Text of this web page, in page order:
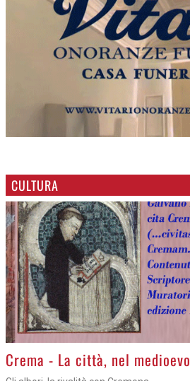
CULTURA
Crema - La città, nel medioevo